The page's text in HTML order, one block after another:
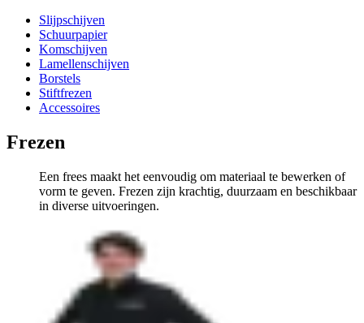
Slijpschijven
Schuurpapier
Komschijven
Lamellenschijven
Borstels
Stiftfrezen
Accessoires
Frezen
Een frees maakt het eenvoudig om materiaal te bewerken of
vorm te geven. Frezen zijn krachtig, duurzaam en beschikbaar
in diverse uitvoeringen.